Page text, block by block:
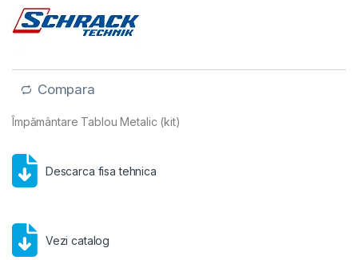
Compara
Împământare Tablou Metalic (kit)
Descarca fisa tehnica
Vezi catalog